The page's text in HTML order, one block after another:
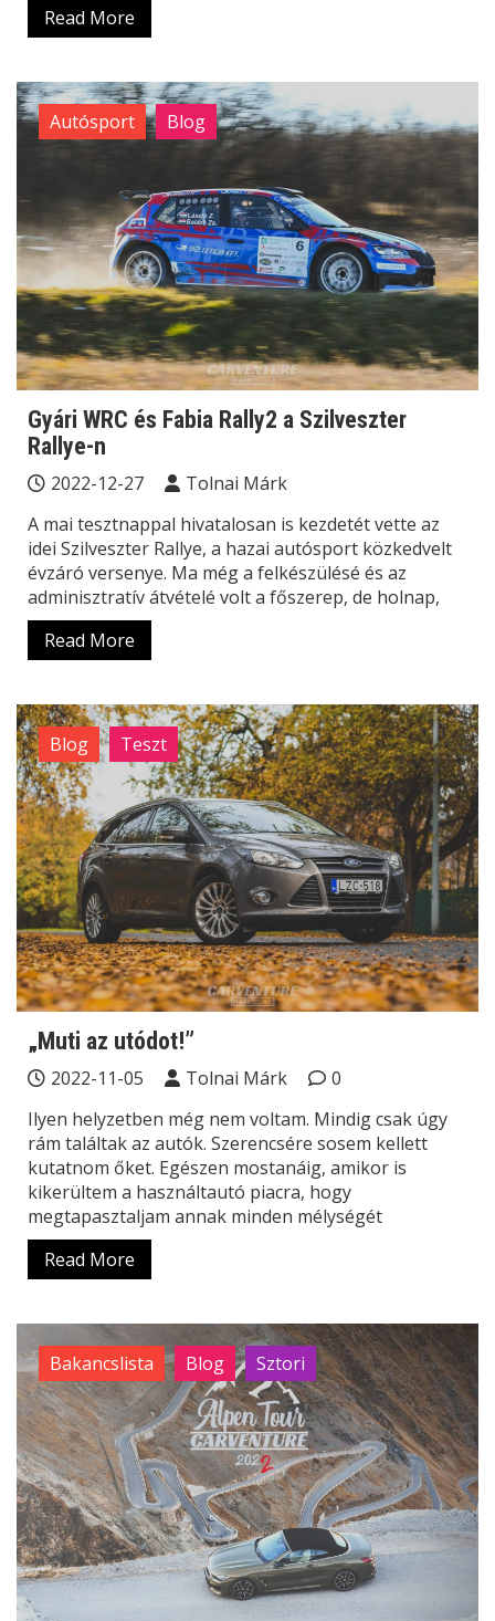
Read More
Autósport Blog
Gyári WRC és Fabia Rally2 a Szilveszter
Rallye-n
2022-12-27
Tolnai Márk
A mai tesztnappal hivatalosan is kezdetét vette az
idei Szilveszter Rallye, a hazai autósport közkedvelt
évzáró versenye. Ma még a felkészülésé és az
adminisztratív átvételé volt a főszerep, de holnap,
Read More
Blog Teszt
„Muti az utódot!”
2022-11-05 Tolnai Márk
0
Ilyen helyzetben még nem voltam. Mindig csak úgy
rám találtak az autók. Szerencsére sosem kellett
kutatnom őket. Egészen mostanáig, amikor is
kikerültem a használtautó piacra, hogy
megtapasztaljam annak minden mélységét
Read More
Bakancslista Blog Sztori